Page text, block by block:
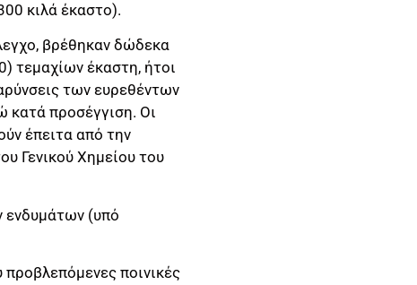
κιλά έκαστο).
βρέθηκαν δώδεκα
τεμαχίων έκαστη, ήτοι
των ευρεθέντων
κατά προσέγγιση. Οι
έπειτα από την
Γενικού Χημείου του
ενδυμάτων (υπό
ποινικές